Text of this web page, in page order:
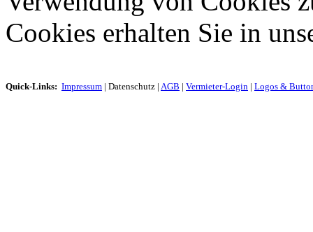
Cookies erhalten Sie in
Quick-Links: Impressum | Datenschutz | AGB | Vermieter-Login | Logos &